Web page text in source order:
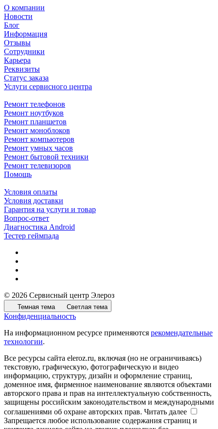
О компании
Новости
Блог
Информация
Отзывы
Сотрудники
Карьера
Реквизиты
Статус заказа
Услуги сервисного центра
Ремонт телефонов
Ремонт ноутбуков
Ремонт планшетов
Ремонт моноблоков
Ремонт компьютеров
Ремонт умных часов
Ремонт бытовой техники
Ремонт телевизоров
Помощь
Условия оплаты
Условия доставки
Гарантия на услуги и товар
Вопрос-ответ
Диагностика Android
Тестер геймпада
© 2026 Сервисный центр Элероз
Темная тема Светлая тема
Конфиденциальность
На информационном ресурсе применяются рекомендательные
технологии.
Все ресурсы сайта eleroz.ru, включая (но не ограничиваясь)
текстовую, графическую, фотографическую и видео
информацию, структуру, дизайн и оформление страниц,
доменное имя, фирменное наименование являются объектами
авторского права и прав на интеллектуальную собственность,
защищены российским законодательством и международными
соглашениями об охране авторских прав. Читать далее
Запрещается любое использование содержания страниц и